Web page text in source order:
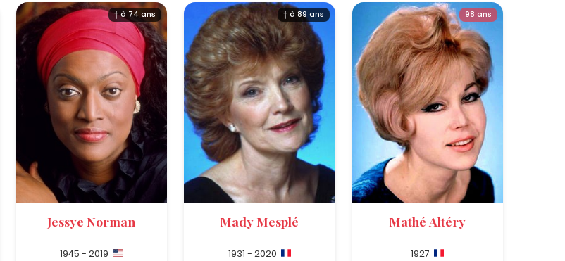
† à 74 ans
Jessye Norman
1945 - 2019
† à 89 ans
Mady Mesplé
1931 - 2020
98 ans
Mathé Altéry
1927